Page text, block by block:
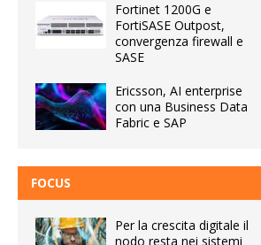
Fortinet 1200G e
FortiSASE Outpost,
convergenza firewall e
SASE
Ericsson, AI enterprise
con una Business Data
Fabric e SAP
FOCUS
Per la crescita digitale il
nodo resta nei sistemi